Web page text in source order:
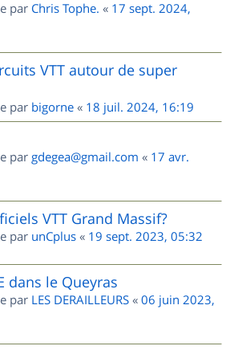
par Chris Tophe. « 17 sept. 2024,
VTT autour de super
par bigorne « 18 juil. 2024, 16:19
par gdegea@gmail.com « 17 avr.
VTT Grand Massif?
par unCplus « 19 sept. 2023, 05:32
dans le Queyras
par LES DERAILLEURS « 06 juin 2023,